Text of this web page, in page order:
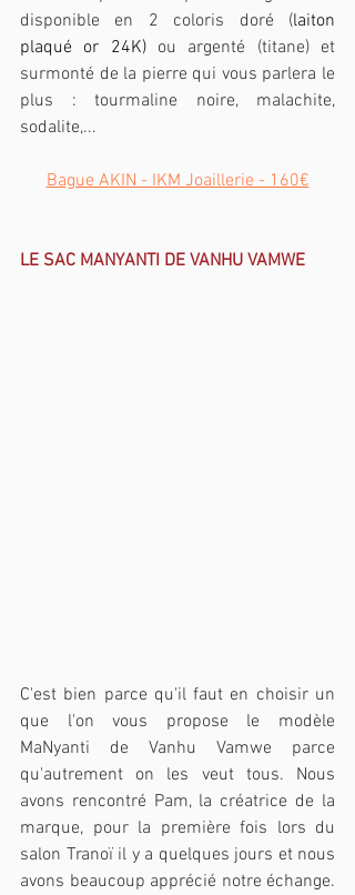
disponible en 2 coloris doré (laiton
plaqué or 24K) ou argenté (titane) et
surmonté de la pierre qui vous parlera le
plus : tourmaline noire, malachite,
sodalite,...
Bague AKIN - IKM Joaillerie - 160€
LE SAC MANYANTI DE VANHU VAMWE
C'est bien parce qu'il faut en choisir un
que l'on vous propose le modèle
MaNyanti de Vanhu Vamwe parce
qu'autrement on les veut tous. Nous
avons rencontré Pam, la créatrice de la
marque, pour la première fois lors du
salon Tranoï il y a quelques jours et nous
avons beaucoup apprécié notre échange.